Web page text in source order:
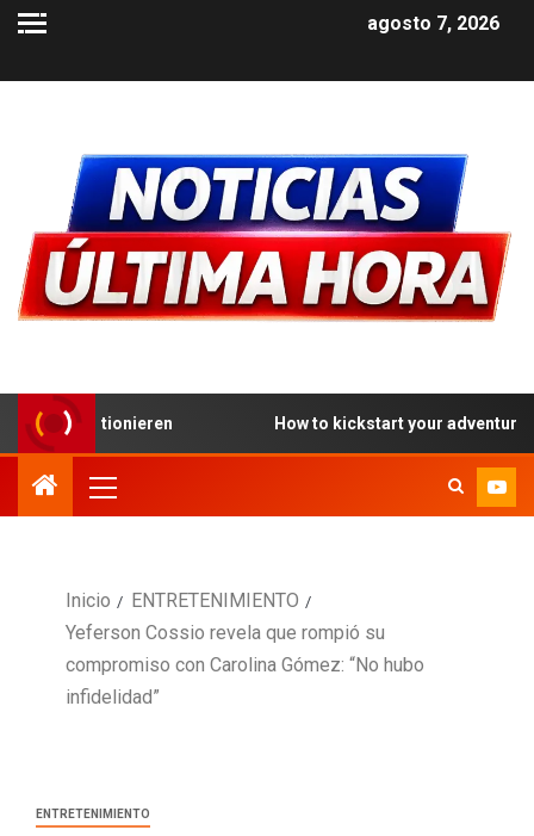
agosto 7, 2026
How to kickstart your adventure at the best PayID
Inicio
ENTRETENIMIENTO
Yeferson Cossio revela que rompió su
compromiso con Carolina Gómez: “No hubo
infidelidad”
ENTRETENIMIENTO